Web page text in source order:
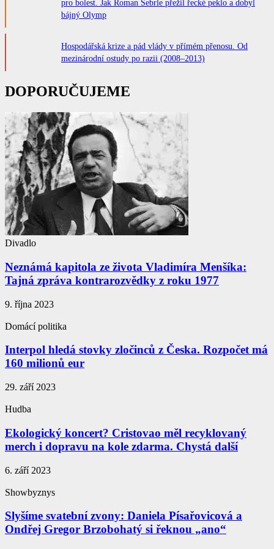
pro bolest. Jak Roman Šebrle přežil řecké peklo a dobyl
bájný Olymp
Hospodářská krize a pád vlády v přímém přenosu. Od
mezinárodní ostudy po razii (2008–2013)
DOPORUČUJEME
Divadlo
Neznámá kapitola ze života Vladimíra Menšíka:
Tajná zpráva kontrarozvědky z roku 1977
9. října 2023
Domácí politika
Interpol hledá stovky zločinců z Česka. Rozpočet má
160 milionů eur
29. září 2023
Hudba
Ekologický koncert? Cristovao měl recyklovaný
merch i dopravu na kole zdarma. Chystá další
6. září 2023
Showbyznys
Slyšíme svatební zvony: Daniela Písařovicová a
Ondřej Gregor Brzobohatý si řeknou „ano“